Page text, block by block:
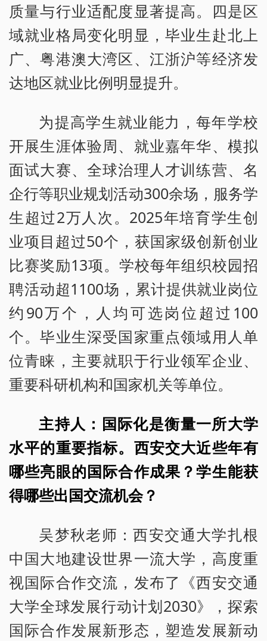
质量与行业适配度显著提高。四是区
域就业格局变化明显，毕业生赴北上
广、粤港澳大湾区、江浙沪等经济发
达地区就业比例明显提升。
为提高学生就业能力，每年学校
开展生涯体验周、就业嘉年华、模拟
面试大赛、全球治理人才训练营、名
企行等职业规划活动300余场，服务学
生超过2万人次。2025年培育学生创
业项目超过50个，获国家级创新创业
比赛奖励13项。学校每年组织校园招
聘活动超1100场，累计提供就业岗位
约90万个，人均可选岗位超过100
个。毕业生深受国家重点领域用人单
位青睐，主要就职于行业领军企业、
重要科研机构和国家机关等单位。
主持人：国际化是衡量一所大学
水平的重要指标。西安交大近些年有
哪些亮眼的国际合作成果？学生能获
得哪些出国交流机会？
吴梦秋老师：西安交通大学扎根
中国大地建设世界一流大学，高度重
视国际合作交流，发布了《西安交通
大学全球发展行动计划2030》，探索
国际合作发展新形态，塑造发展新动